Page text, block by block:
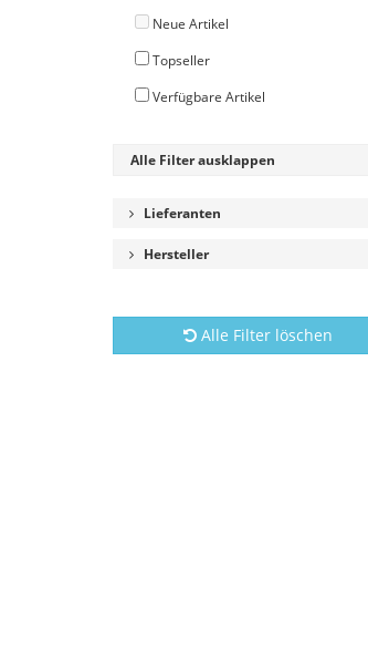
Neue Artikel
Topseller
Verfügbare Artikel
Alle Filter ausklappen
Lieferanten
Hersteller
Alle Filter löschen